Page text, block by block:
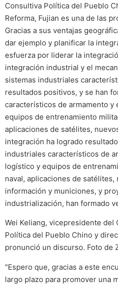
Consultiva Política del Pueblo
Reforma, Fujian es una de las
Gracias a sus ventajas
dar ejemplo y planificar la
esfuerza por liderar la
integración industrial y el
sistemas industriales
resultados positivos, y se han
característicos de armamento
equipos de entrenamiento
aplicaciones de satélites,
integración ha logrado
industriales característicos de
logístico y equipos de
naval, aplicaciones de
información y municiones, y
industrialización, han formado
Wei Keliang, vicepresidente
Política del Pueblo Chino y
pronunció un discurso. Foto de
"Espero que, gracias a este
largo plazo para promover una